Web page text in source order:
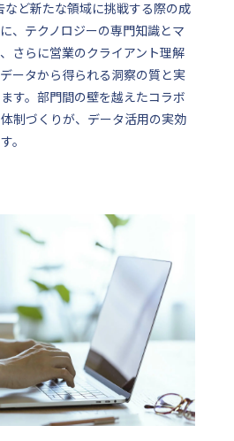
ど新たな領域に挑戦する際の成
、テクノロジーの専門知識とマ
さらに営業のクライアント理解
ータから得られる洞察の質と実
す。部門間の壁を越えたコラボ
制づくりが、データ活用の実効
。